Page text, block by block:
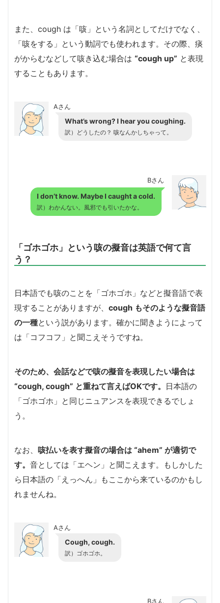
また、cough は「咳」という名詞としてだけでなく、
「咳をする」という動詞でも使われます。その際、痰
がからむなどして咳き込む場合は “cough up” と表現
することもあります。
Aさん
What’s wrong? I hear you coughing.
訳）どうしたの？ 咳なんかしちゃって。
Bさん
I don’t know. Maybe I caught a cold.
訳）わかんない。風邪でも引いたかな。
「ゴホゴホ」という咳の擬音は英語で何て言
う？
日本語でも咳のことを「ゴホゴホ」などと擬音語で表
現することがありますが、 cough もそのような擬音語
の一種という説があります。確かに聞きようによって
は「コフコフ」と聞こえそうですね。
そのため、会話などで咳の擬音を表現したい場合は
“cough, cough” と重ねて言えばOKです。 日本語の
「ゴホゴホ」と同じニュアンスを表現できるでしょ
う。
なお、 咳払いを表す擬音の場合は “ahem” が適切で
す。 音としては「エヘン」と聞こえます。もしかした
ら日本語の「えっへん」もここから来ているのかもし
れませんね。
Aさん
Cough, cough.
訳）ゴホゴホ。
Bさん